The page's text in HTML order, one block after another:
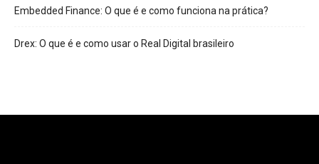
Embedded Finance: O que é e como funciona na prática?
Drex: O que é e como usar o Real Digital brasileiro